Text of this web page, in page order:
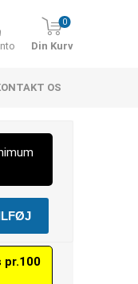
0
Din Kurv
OS
pr.100